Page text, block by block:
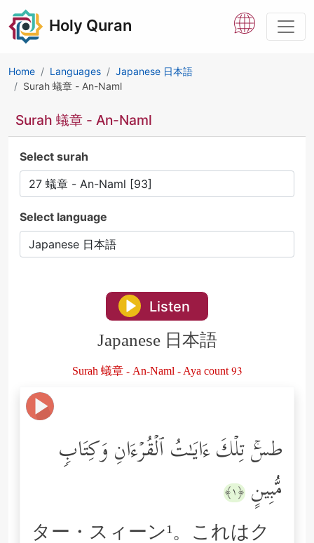
Holy Quran
Home Languages
Japanese 日本語
Surah 蟻章 - An-Naml
Surah 蟻章 - An-Naml
Select surah
Select language
Listen
Japanese 日本語
Surah 蟻章 - An-Naml - Aya count 93
طسۤۚ تِلۡكَ ءَایَـٰتُ ٱلۡقُرۡءَانِ وَكِتَابࣲ
مُّبِینٍ ﴿١﴾
ター・スィーン¹。これはク